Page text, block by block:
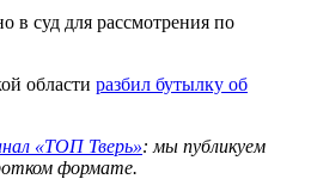
в суд для рассмотрения по
области разбил бутылку об
«ТОП Тверь»: мы публикуем
формате.